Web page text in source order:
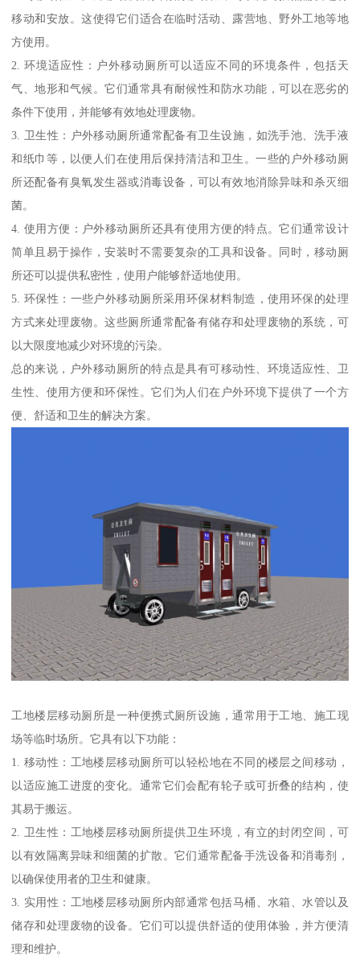
移动和安放。这使得它们适合在临时活动、露营地、野外工地等地
方使用。
2. 环境适应性：户外移动厕所可以适应不同的环境条件，包括天
气、地形和气候。它们通常具有耐候性和防水功能，可以在恶劣的
条件下使用，并能够有效地处理废物。
3. 卫生性：户外移动厕所通常配备有卫生设施，如洗手池、洗手液
和纸巾等，以便人们在使用后保持清洁和卫生。一些的户外移动厕
所还配备有臭氧发生器或消毒设备，可以有效地消除异味和杀灭细
菌。
4. 使用方便：户外移动厕所还具有使用方便的特点。它们通常设计
简单且易于操作，安装时不需要复杂的工具和设备。同时，移动厕
所还可以提供私密性，使用户能够舒适地使用。
5. 环保性：一些户外移动厕所采用环保材料制造，使用环保的处理
方式来处理废物。这些厕所通常配备有储存和处理废物的系统，可
以大限度地减少对环境的污染。
总的来说，户外移动厕所的特点是具有可移动性、环境适应性、卫
生性、使用方便和环保性。它们为人们在户外环境下提供了一个方
便、舒适和卫生的解决方案。
工地楼层移动厕所是一种便携式厕所设施，通常用于工地、施工现
场等临时场所。它具有以下功能：
1. 移动性：工地楼层移动厕所可以轻松地在不同的楼层之间移动，
以适应施工进度的变化。通常它们会配有轮子或可折叠的结构，使
其易于搬运。
2. 卫生性：工地楼层移动厕所提供卫生环境，有立的封闭空间，可
以有效隔离异味和细菌的扩散。它们通常配备手洗设备和消毒剂，
以确保使用者的卫生和健康。
3. 实用性：工地楼层移动厕所内部通常包括马桶、水箱、水管以及
储存和处理废物的设备。它们可以提供舒适的使用体验，并方便清
理和维护。